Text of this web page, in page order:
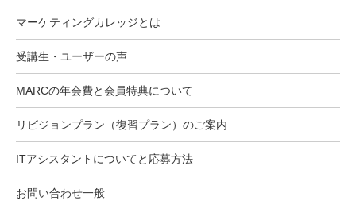
マーケティングカレッジとは
受講生・ユーザーの声
MARCの年会費と会員特典について
リビジョンプラン（復習プラン）のご案内
ITアシスタントについてと応募方法
お問い合わせ一般